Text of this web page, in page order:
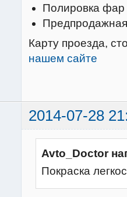
Полировка фар
Предпродажная
Карту проезда,
нашем сайте
2014-07-28
Avto_Doctor
Покраска